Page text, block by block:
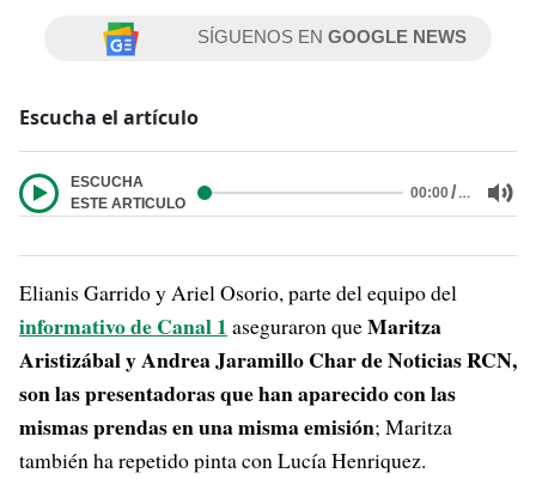
SÍGUENOS ENGOOGLE NEWS
Escucha el artículo
ESCUCHA
ESTE ARTICULO
00:00/…
Elianis Garrido y Ariel Osorio, parte del equipo del
informativo de Canal 1 aseguraron queMaritza
Aristizábal y Andrea Jaramillo Char de Noticias RCN,
son las presentadoras que han aparecido con las
mismas prendas en una misma emisión; Maritza
también ha repetido pinta con Lucía Henriquez.